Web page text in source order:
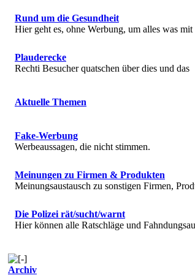
Rund um die Gesundheit
Hier geht es, ohne Werbung, um alles was
Plauderecke
Rechti Besucher quatschen über dies und das
Aktuelle Themen
Fake-Werbung
Werbeaussagen, die nicht stimmen.
Meinungen zu Firmen & Produkten
Meinungsaustausch zu sonstigen Firmen,
Die Polizei rät/sucht/warnt
Hier können alle Ratschläge und
Archiv